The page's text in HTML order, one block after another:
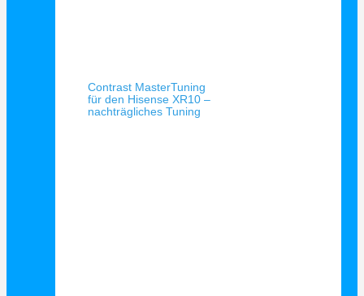
Contrast MasterTuning
für den Hisense XR10 –
nachträgliches Tuning